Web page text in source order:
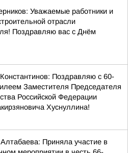
Уважаемые работники и
отрасли
Поздравляю вас с Днём
Поздравляю с 60-
Заместителя Председателя
Российской Федерации
Хуснуллина!
Приняла участие в